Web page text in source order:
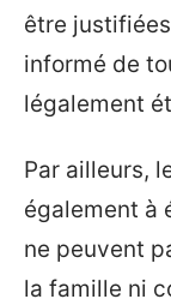
être
informé de
légalement
Par ailleurs,
également à
ne peuvent
la famille ni